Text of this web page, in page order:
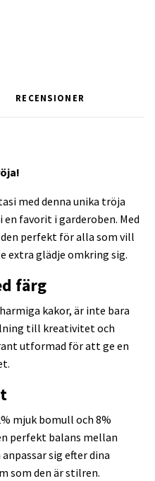
RECENSIONER
med denna unika tröja
favorit i garderoben. Med
perfekt för alla som vill
extra glädje omkring sig.
färg
kakor, är inte bara
till kreativitet och
utformad för att ge en
mjuk bomull och 8%
perfekt balans mellan
sig efter dina
som den är stilren.